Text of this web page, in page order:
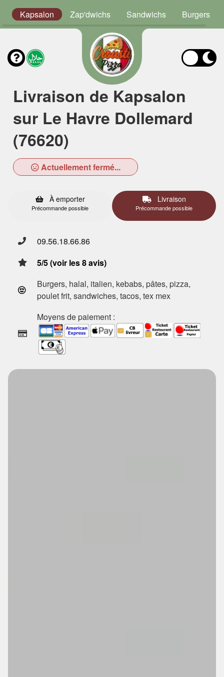
Kapsalon Zap'dwichs Sandwichs Burgers
Livraison de Kapsalon
sur Le Havre Dollemard
(76620)
Actuellement fermé...
À emporter
Précommande possible
Livraison
Précommande possible
09.56.18.66.86
5/5 (voir les 8 avis)
Burgers, halal, italien, kebabs, pâtes, pizza,
poulet frit, sandwiches, tacos, tex mex
Moyens de paiement :